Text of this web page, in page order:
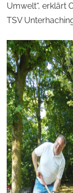
Umwelt“, erklärt
TSV